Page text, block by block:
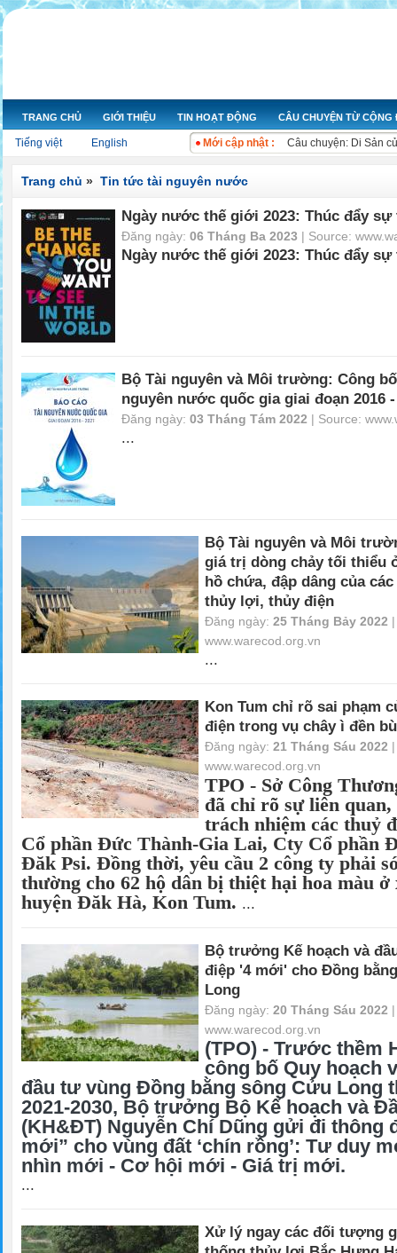
TRANG CHỦ GIỚI THIỆU TIN HOẠT ĐỘNG CÂU CHUYỆN TỪ CỘNG
Tiếng việt English Mới cập nhật :
Nỗ lực hoạt động
Câu chuyện: Di Sản
Bộ Tài nguyên và Môi
Kon Tum chỉ rõ sai
Bộ trưởng Kế hoạch
Xử lý ngay các đối
Trang chủ » Tin tức tài nguyên nước
Ngày nước thế giới 2023: Thúc đẩy sự
Đăng ngày: 06 Tháng Ba 2023 | Source:
Ngày nước thế giới 2023: Thúc đẩy sự
Bộ Tài nguyên và Môi trường: Công
nguyên nước quốc gia giai đoạn 2016 -
Đăng ngày: 03 Tháng Tám 2022 | Source:
...
Bộ Tài nguyên và Môi
giá trị dòng chảy tối thiểu
hồ chứa, đập dâng của
thủy lợi, thủy điện
Đăng ngày: 25 Tháng Bảy 2022
www.warecod.org.vn
...
Kon Tum chỉ rõ sai phạm
điện trong vụ chây ì đền bù
Đăng ngày: 21 Tháng Sáu 2022
www.warecod.org.vn
TPO - Sở Công
đã chỉ rõ sự liên
trách nhiệm các thuỷ
Cổ phần Đức Thành-Gia Lai, Cty Cổ phần
Đăk Psi. Đồng thời, yêu cầu 2 công ty phải
thường cho 62 hộ dân bị thiệt hại hoa màu
huyện Đăk Hà, Kon Tum. ...
Bộ trưởng Kế hoạch và
điệp '4 mới' cho Đồng
Long
Đăng ngày: 20 Tháng Sáu 2022
www.warecod.org.vn
(TPO) - Trước thềm
công bố Quy hoạch
đầu tư vùng Đồng bằng sông Cửu Long
2021-2030, Bộ trưởng Bộ Kế hoạch và
(KH&ĐT) Nguyễn Chí Dũng gửi đi thông
mới” cho vùng đất ‘chín rồng’: Tư duy
nhìn mới - Cơ hội mới - Giá trị mới.
...
Xử lý ngay các đối tượng